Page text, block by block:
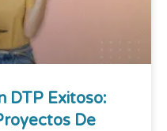
DTP Exitoso:
De